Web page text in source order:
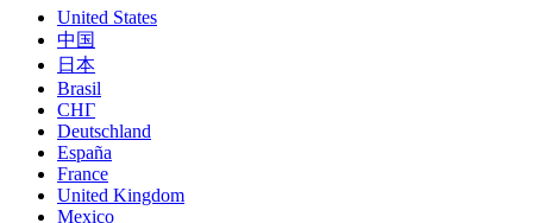
United States
中国
日本
Brasil
СНГ
Deutschland
España
France
United Kingdom
Mexico